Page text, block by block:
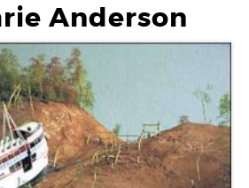
Anderson